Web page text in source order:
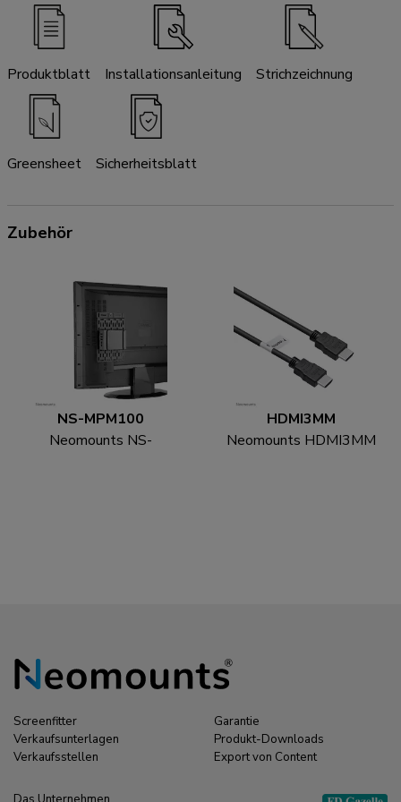
Produktblatt Installationsanleitung Strichzeichnung
Greensheet Sicherheitsblatt
Zubehör
NS-MPM100
Neomounts NS-
HDMI3MM
Neomounts HDMI3MM
Screenfitter
Verkaufsunterlagen
Verkaufsstellen
Garantie
Produkt-Downloads
Export von Content